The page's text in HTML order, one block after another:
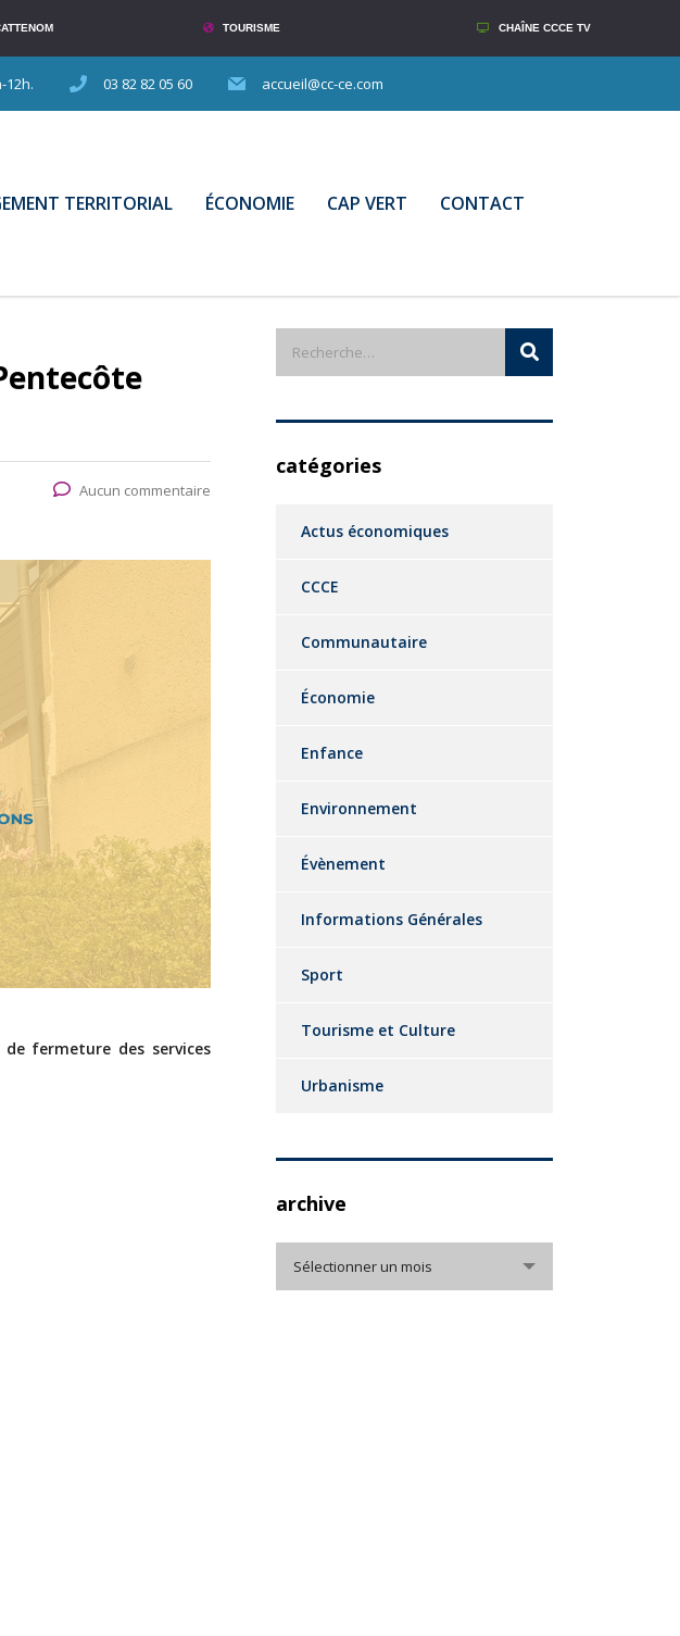
TOURISME CHAÎNE CCCE TV
12h. 03 82 82 05 60 accueil@cc-ce.com
TERRITORIAL ÉCONOMIE CAP VERT CONTACT
Aucun commentaire
fermeture des services
catégories
Actus économiques
CCCE
Communautaire
Économie
Enfance
Environnement
Évènement
Informations Générales
Sport
Tourisme et Culture
Urbanisme
archive
Sélectionner un mois